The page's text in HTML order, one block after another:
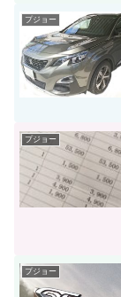
プジョー
プジョー
プジョー